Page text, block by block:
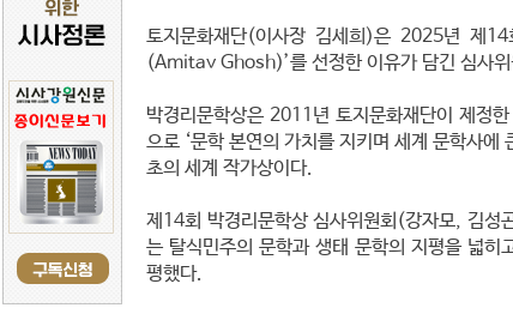
토지문화재단(이사장 김세희)은 2025년 제
(Amitav Ghosh)’를 선정한 이유가 담긴 심사위
박경리문학상은 2011년 토지문화재단이 제정
으로 ‘문학 본연의 가치를 지키며 세계 문학사에
초의 세계 작가상이다.
제14회 박경리문학상 심사위원회(강자모, 김성
는 탈식민주의 문학과 생태 문학의 지평을 넓히
평했다.